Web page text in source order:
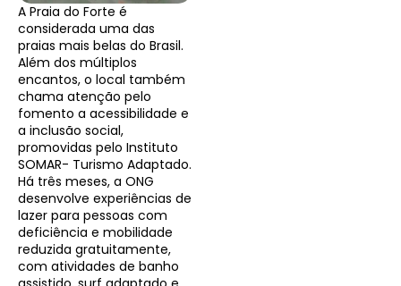
A Praia do Forte é
considerada uma das
praias mais belas do Brasil.
Além dos múltiplos
encantos, o local também
chama atenção pelo
fomento a acessibilidade e
a inclusão social,
promovidas pelo Instituto
SOMAR- Turismo Adaptado.
Há três meses, a ONG
desenvolve experiências de
lazer para pessoas com
deficiência e mobilidade
reduzida gratuitamente,
com atividades de banho